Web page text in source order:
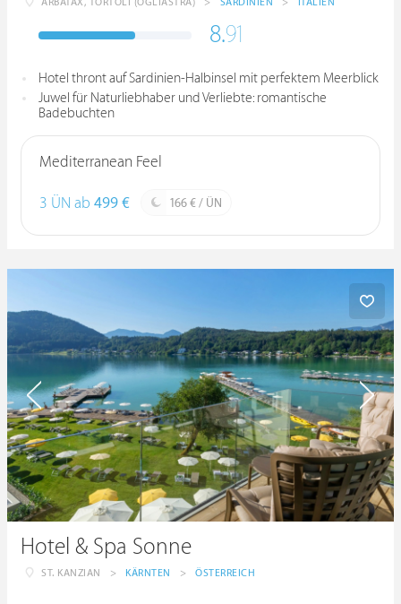
8.91
Hotel thront auf Sardinien-Halbinsel mit perfektem Meerblick
Juwel für Naturliebhaber und Verliebte: romantische
Badebuchten
Mediterranean Feel
3 ÜN ab 499 € 166 € / ÜN
Hotel & Spa Sonne
ST. KANZIAN > KÄRNTEN > ÖSTERREICH